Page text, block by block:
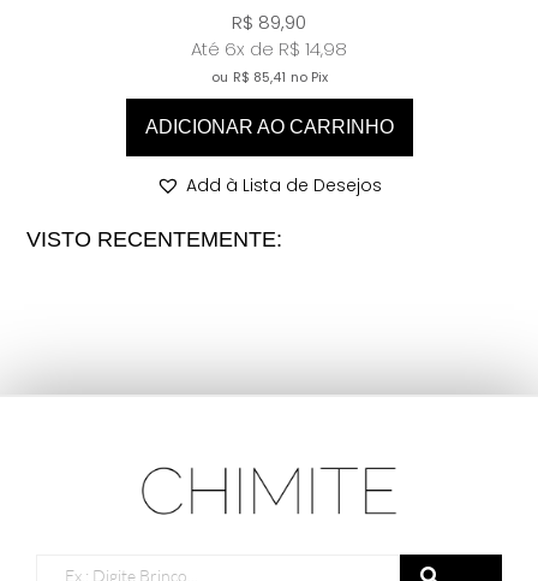
R$ 89,90
Até 6x de R$ 14,98
ou R$ 85,41 no Pix
ADICIONAR AO CARRINHO
Add à Lista de Desejos
VISTO RECENTEMENTE: